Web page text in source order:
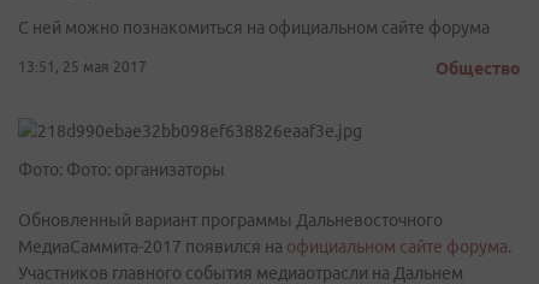
С ней можно познакомиться на официальном сайте форума
13:51, 25 мая 2017 Общество
Фото: Фото: организаторы
Обновленный вариант программы Дальневосточного
МедиаСаммита-2017 появился на официальном сайте форума.
Участников главного события медиаотрасли на Дальнем